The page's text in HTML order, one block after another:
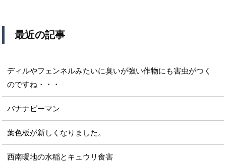
最近の記事
ディルやフェンネルみたいに臭いが強い作物にも害虫がつく
のですね・・・
バナナピーマン
葉色板が新しくなりました。
西南暖地の水稲とキュウリ食害